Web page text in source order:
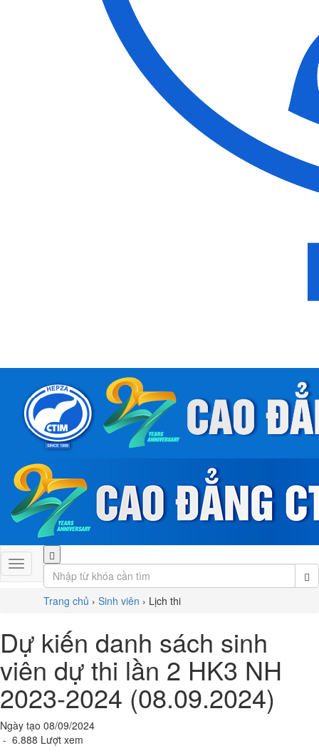
Trang chủ › Sinh viên › Lịch thi
Dự kiến danh sách sinh
viên dự thi lần 2 HK3 NH
2023-2024 (08.09.2024)
Ngày tạo 08/09/2024
- 6.888 Lượt xem